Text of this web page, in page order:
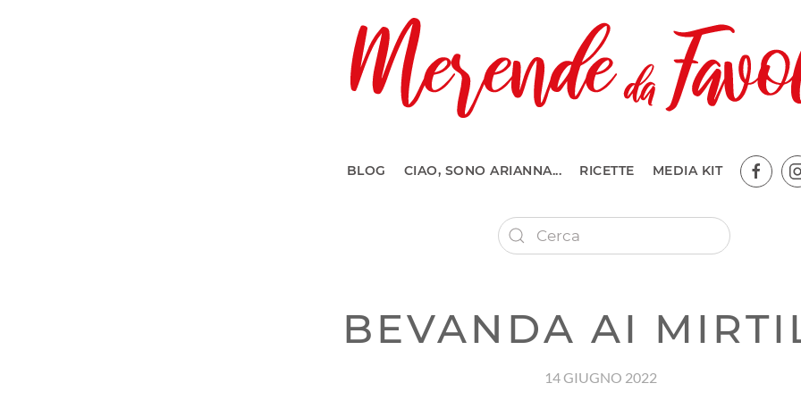
BLOG CIAO, SONO ARIANNA... RICETTE MEDIA KIT
BEVANDA AI
14 GIUGNO 2022